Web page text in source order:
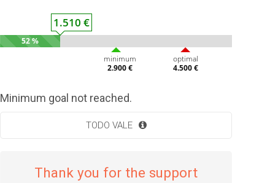
1.510 €
52 %
minimum
2.900 €
optimal
4.500 €
Minimum goal not reached.
TODO VALE
Thank you for the support